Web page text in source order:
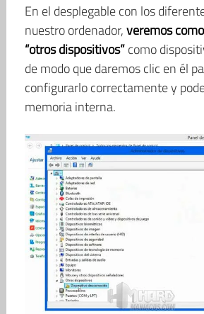
En el desplegable con los
nuestro ordenador,veremos
“otros dispositivos”como
de modo que daremos clic en él
configurarlo correctamente y
memoria interna.